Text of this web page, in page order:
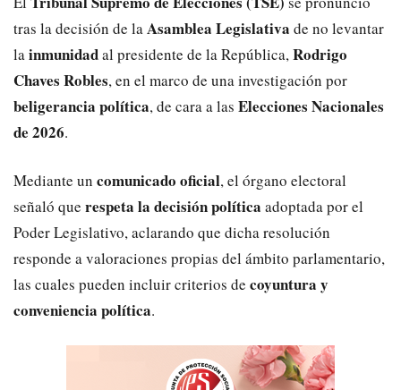
tras la decisión de laAsamblea Legislativa de no levantar
lainmunidadal presidente de la República,Rodrigo
Chaves Robles, en el marco de una investigación por
beligerancia política, de cara a las Elecciones Nacionales
de 2026.
Mediante un comunicado oficial, el órgano electoral
señaló que respeta la decisión política adoptada por el
Poder Legislativo, aclarando que dicha resolución
responde a valoraciones propias del ámbito parlamentario,
las cuales pueden incluir criterios de coyuntura y
conveniencia política.